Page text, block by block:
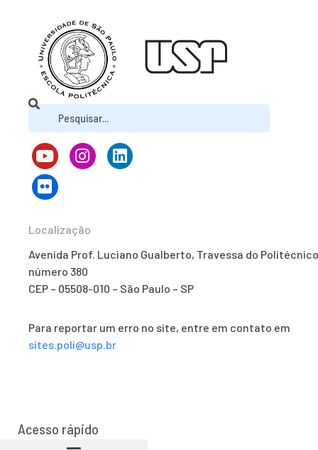
Localização
Avenida Prof. Luciano Gualberto, Travessa do
número 380
CEP – 05508-010 – São Paulo – SP
Para reportar um erro no site, entre em contato em
sites.poli@usp.br
Acesso rápido